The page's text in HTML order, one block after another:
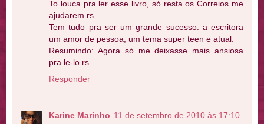
To louca pra ler esse livro, só resta os Correios me
ajudarem rs.
Tem tudo pra ser um grande sucesso: a escritora
um amor de pessoa, um tema super teen e atual.
Resumindo: Agora só me deixasse mais ansiosa
pra le-lo rs
Responder
Karine Marinho 11 de setembro de 2010 às 17:10